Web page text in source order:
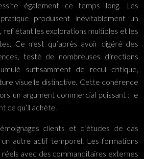
également ce temps long. Les
produisent inévitablement un
les explorations multiples et les
Ce n’est qu’après avoir digéré des
testé de nombreuses directions
suffisamment de recul critique,
visuelle distinctive. Cette cohérence
un argument commercial puissant : le
ce qu’il achète.
clients et d’études de cas
autre actif temporel. Les formations
avec des commanditaires externes